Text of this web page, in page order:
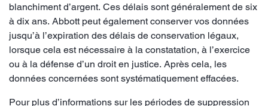
blanchiment d’argent. Ces délais sont généralement de six
à dix ans. Abbott peut également conserver vos données
jusqu’à l’expiration des délais de conservation légaux,
lorsque cela est nécessaire à la constatation, à l’exercice
ou à la défense d’un droit en justice. Après cela, les
données concernées sont systématiquement effacées.
Pour plus d’informations sur les périodes de suppression